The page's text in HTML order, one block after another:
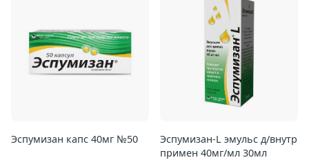
Эспумизан капс 40мг №50
Эспумизан-L эмульс д/внутр
примен 40мг/мл 30мл